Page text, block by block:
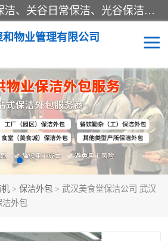
专业提供光谷物业保洁、关谷日常保洁、光谷保洁外包及武汉其他城区的单位日常保洁 武汉德聚和物业管理有限公司致力于打造中国专业物业保洁服务、日常保洁及其他保洁清洗外包服务。自公司成立以来提倡以先进的物业管理理念和模式经营，谋篇布局，以“至诚服务、精益求精、规范管理、锐意拓新”为质量方针，强化内部管理，为业主提供专业化、标准化和精细化的全方位物业服务，管理服务水平得到了广大业主和业内人士的一致好评。
物业管理有限公司
> 保洁外包 > 武汉美食堂保洁公司 武汉
洁外包